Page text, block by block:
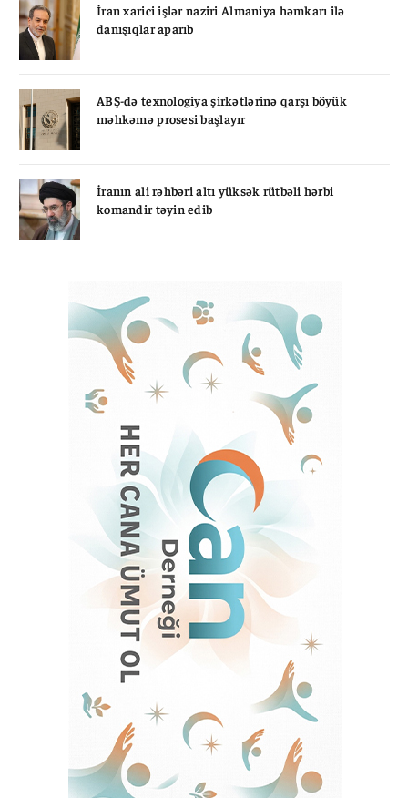
İran xarici işlər naziri Almaniya həmkarı ilə
danışıqlar aparıb
ABŞ-də texnologiya şirkətlərinə qarşı böyük
məhkəmə prosesi başlayır
İranın ali rəhbəri altı yüksək rütbəli hərbi
komandir təyin edib